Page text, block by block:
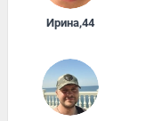
Ирина,44